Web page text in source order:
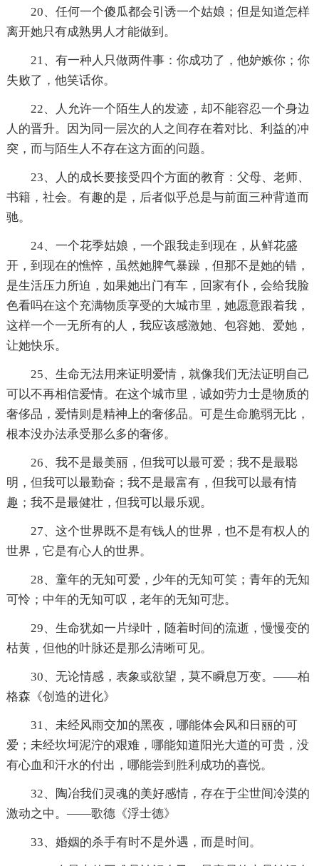
20、任何一个傻瓜都会引诱一个姑娘；但是知道怎样
离开她只有成熟男人才能做到。
21、有一种人只做两件事：你成功了，他妒嫉你；你
失败了，他笑话你。
22、人允许一个陌生人的发迹，却不能容忍一个身边
人的晋升。因为同一层次的人之间存在着对比、利益的冲
突，而与陌生人不存在这方面的问题。
23、人的成长要接受四个方面的教育：父母、老师、
书籍，社会。有趣的是，后者似乎总是与前面三种背道而
驰。
24、一个花季姑娘，一个跟我走到现在，从鲜花盛
开，到现在的憔悴，虽然她脾气暴躁，但那不是她的错，
是生活压力所迫，如果她出门有车，回家有仆，会给我脸
色看吗在这个充满物质享受的大城市里，她愿意跟着我，
这样一个一无所有的人，我应该感激她、包容她、爱她，
让她快乐。
25、生命无法用来证明爱情，就像我们无法证明自己
可以不再相信爱情。在这个城市里，诚如劳力士是物质的
奢侈品，爱情则是精神上的奢侈品。可是生命脆弱无比，
根本没办法承受那么多的奢侈。
26、我不是最美丽，但我可以最可爱；我不是最聪
明，但我可以最勤奋；我不是最富有，但我可以最有情
趣；我不是最健壮，但我可以最乐观。
27、这个世界既不是有钱人的世界，也不是有权人的
世界，它是有心人的世界。
28、童年的无知可爱，少年的无知可笑；青年的无知
可怜；中年的无知可叹，老年的无知可悲。
29、生命犹如一片绿叶，随着时间的流逝，慢慢变的
枯黄，但他的叶脉还是那么清晰可见。
30、无论情感，表象或欲望，莫不瞬息万变。——柏
格森《创造的进化》
31、未经风雨交加的黑夜，哪能体会风和日丽的可
爱；未经坎坷泥泞的艰难，哪能知道阳光大道的可贵，没
有心血和汗水的付出，哪能尝到胜利成功的喜悦。
32、陶冶我们灵魂的美好感情，存在于尘世间冷漠的
激动之中。——歌德《浮士德》
33、婚姻的杀手有时不是外遇，而是时间。